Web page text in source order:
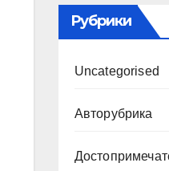
Рубрики
Uncategorised
Авторубрика